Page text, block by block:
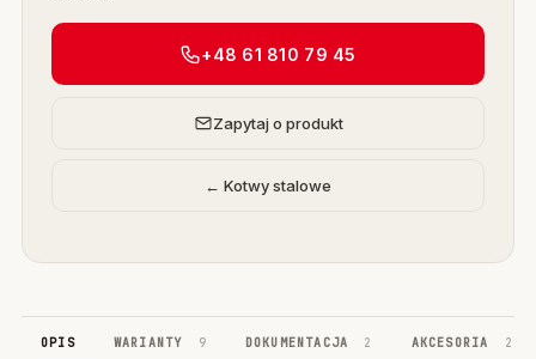
+48 61 810 79 45
Zapytaj o produkt
← Kotwy stalowe
OPIS WARIANTY 9 DOKUMENTACJA 2 AKCESORIA 2